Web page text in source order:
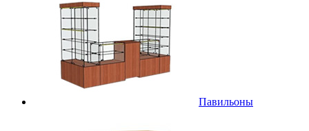
Павильоны